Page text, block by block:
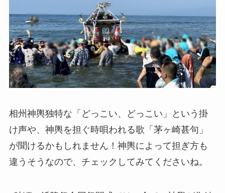
相州神輿独特な「どっこい、どっこい」という掛
け声や、神輿を担ぐ時唄われる歌「茅ヶ崎甚句」
が聞けるかもしれません！神輿によって担ぎ方も
違うそうなので、チェックしてみてくださいね。